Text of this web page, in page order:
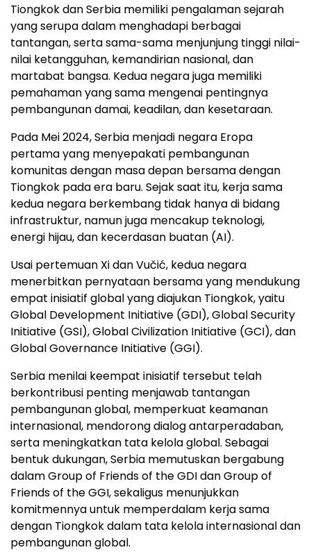
Tiongkok dan Serbia memiliki pengalaman sejarah
yang serupa dalam menghadapi berbagai
tantangan, serta sama-sama menjunjung tinggi nilai-
nilai ketangguhan, kemandirian nasional, dan
martabat bangsa. Kedua negara juga memiliki
pemahaman yang sama mengenai pentingnya
pembangunan damai, keadilan, dan kesetaraan.
Pada Mei 2024, Serbia menjadi negara Eropa
pertama yang menyepakati pembangunan
komunitas dengan masa depan bersama dengan
Tiongkok pada era baru. Sejak saat itu, kerja sama
kedua negara berkembang tidak hanya di bidang
infrastruktur, namun juga mencakup teknologi,
energi hijau, dan kecerdasan buatan (AI).
Usai pertemuan Xi dan Vučić, kedua negara
menerbitkan pernyataan bersama yang mendukung
empat inisiatif global yang diajukan Tiongkok, yaitu
Global Development Initiative (GDI), Global Security
Initiative (GSI), Global Civilization Initiative (GCI), dan
Global Governance Initiative (GGI).
Serbia menilai keempat inisiatif tersebut telah
berkontribusi penting menjawab tantangan
pembangunan global, memperkuat keamanan
internasional, mendorong dialog antarperadaban,
serta meningkatkan tata kelola global. Sebagai
bentuk dukungan, Serbia memutuskan bergabung
dalam Group of Friends of the GDI dan Group of
Friends of the GGI, sekaligus menunjukkan
komitmennya untuk memperdalam kerja sama
dengan Tiongkok dalam tata kelola internasional dan
pembangunan global.